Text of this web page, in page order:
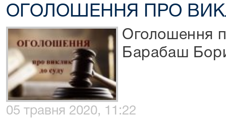
ОГОЛОШЕННЯ ПРО
Оголошення
Барабаш
05 травня 2020, 11:22